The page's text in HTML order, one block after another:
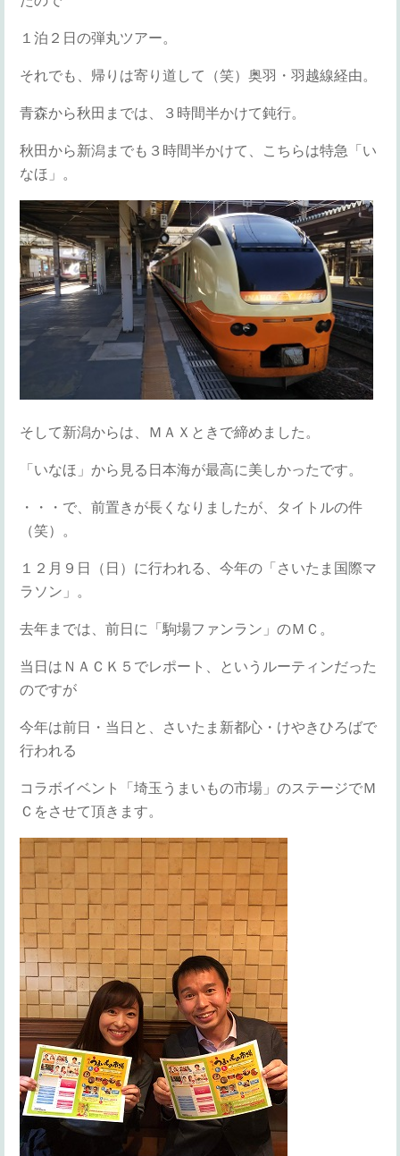
１泊２日の弾丸ツアー。
それでも、帰りは寄り道して（笑）奥羽・羽越線経由。
青森から秋田までは、３時間半かけて鈍行。
秋田から新潟までも３時間半かけて、こちらは特急「い
なほ」。
そして新潟からは、ＭＡＸときで締めました。
「いなほ」から見る日本海が最高に美しかったです。
・・・で、前置きが長くなりましたが、タイトルの件
（笑）。
１２月９日（日）に行われる、今年の「さいたま国際マ
ラソン」。
去年までは、前日に「駒場ファンラン」のＭＣ。
当日はＮＡＣＫ５でレポート、というルーティンだった
のですが
今年は前日・当日と、さいたま新都心・けやきひろばで
行われる
コラボイベント「埼玉うまいもの市場」のステージでＭ
Ｃをさせて頂きます。